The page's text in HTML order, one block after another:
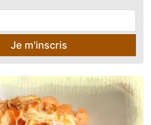
Je m'inscris